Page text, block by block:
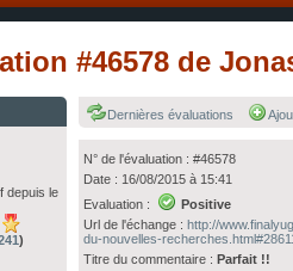
#46578 de
depuis le
)
Dernières évaluations
N° de l'évaluation : #46578
Date : 16/08/2015 à 15:41
Evaluation :
Positive
Url de l'échange :http://
du-nouvelles-
Titre du commentaire :Parfait !!